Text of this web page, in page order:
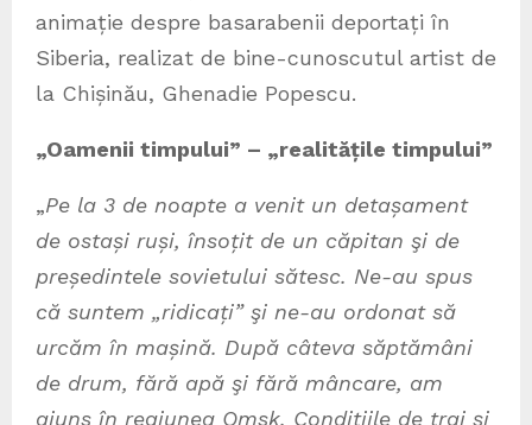
animație despre basarabenii deportați în
Siberia, realizat de bine-cunoscutul artist de
la Chișinău, Ghenadie Popescu.
„Oamenii timpului” – „realitățile timpului”
„Pe la 3 de noapte a venit un detașament
de ostași ruși, însoțit de un căpitan şi de
președintele sovietului sătesc. Ne-au spus
că suntem „ridicați” şi ne-au ordonat să
urcăm în mașină. După câteva săptămâni
de drum, fără apă şi fără mâncare, am
ajuns în regiunea Omsk. Condițiile de trai și